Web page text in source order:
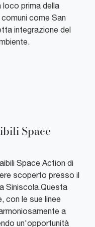
loco prima della
come San
integrazione del
Space
Space Action di
scoperto presso il
Siniscola.Questa
con le sue linee
a
un'opportunità